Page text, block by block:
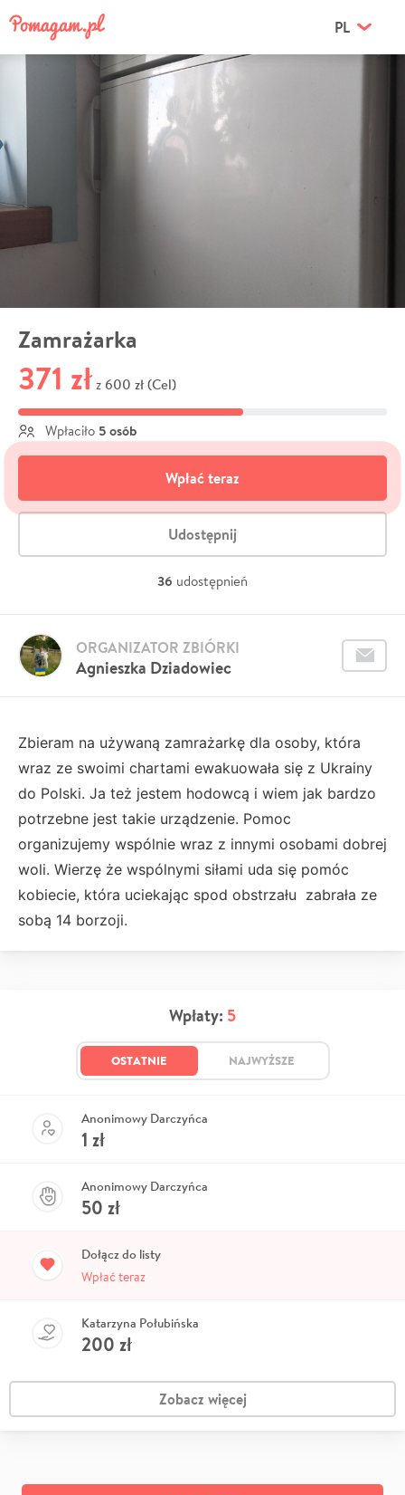
PL
Zamrażarka
371 zł z 600 zł (Cel)
Wpłaciło 5 osób
Wpłać teraz
Udostępnij
36 udostępnień
Agnieszka Dziadowiec
ORGANIZATOR ZBIÓRKI
Zbieram na używaną zamrażarkę dla osoby, która
wraz ze swoimi chartami ewakuowała się z Ukrainy
do Polski. Ja też jestem hodowcą i wiem jak bardzo
potrzebne jest takie urządzenie. Pomoc
organizujemy wspólnie wraz z innymi osobami dobrej
woli. Wierzę że wspólnymi siłami uda się pomóc
kobiecie, która uciekając spod obstrzału zabrała ze
sobą 14 borzoji.
Wpłaty: 5
OSTATNIE NAJWYŻSZE
Anonimowy Darczyńca
1 zł
Anonimowy Darczyńca
50 zł
Dołącz do listy
Wpłać teraz
Katarzyna Połubińska
200 zł
Zobacz więcej